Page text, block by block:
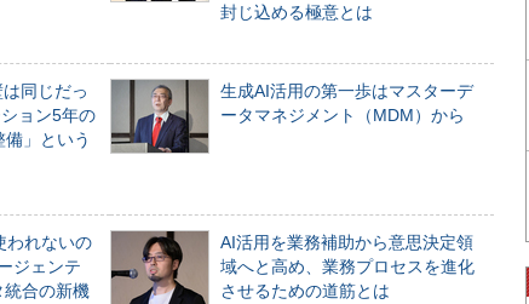
封じ込める極意とは
は同じだっ
ョン5年の
」という
生成AI活用の第一歩はマスターデ
ータマネジメント（MDM）から
われないの
ジェンテ
統合の新機
AI活用を業務補助から意思決定領
域へと高め、業務プロセスを進化
させるための道筋とは